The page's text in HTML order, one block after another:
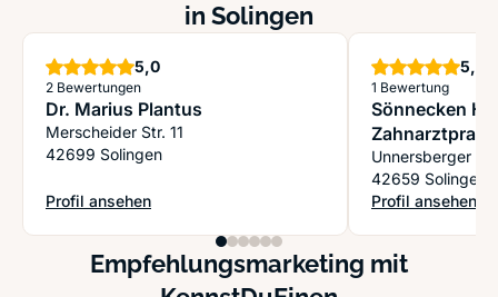
in Solingen
5,0Sterne
2 Bewertungen
Dr. Marius Plantus
Merscheider Str. 11
42699 Solingen
Profil ansehen
: Dr. Marius Plantus
5,0
1 Bewertung
Sönnecken
Unnersberger
42659 Solingen
Profil ansehen
: Sönnecken
Empfehlungsmarketing mit